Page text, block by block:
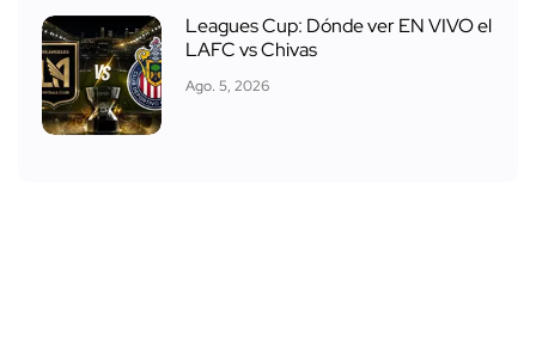
Leagues Cup: Dónde ver EN VIVO el
LAFC vs Chivas
Ago. 5, 2026